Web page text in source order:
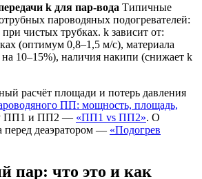
k для пар-вода Типичные
пароводяных подогревателей:
чистых трубках. k зависит от:
(оптимум 0,8–1,5 м/с), материала
10–15%), наличия накипи (снижает k
расчёт площади и потерь давления
ПП: мощность, площадь,
ПП1 и ПП2 — «ПП1 vs ПП2». О
перед деаэратором — «Подогрев
пар: что это и как